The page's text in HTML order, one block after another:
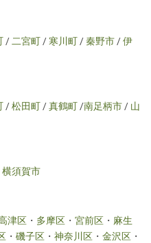
/二宮町/寒川町/秦野市/伊
/松田町/真鶴町/南足柄市/ 山
横須賀市
津区 ・ 多摩区 ・ 宮前区 ・ 麻生
・ 磯子区 ・ 神奈川区 ・ 金沢区 ・